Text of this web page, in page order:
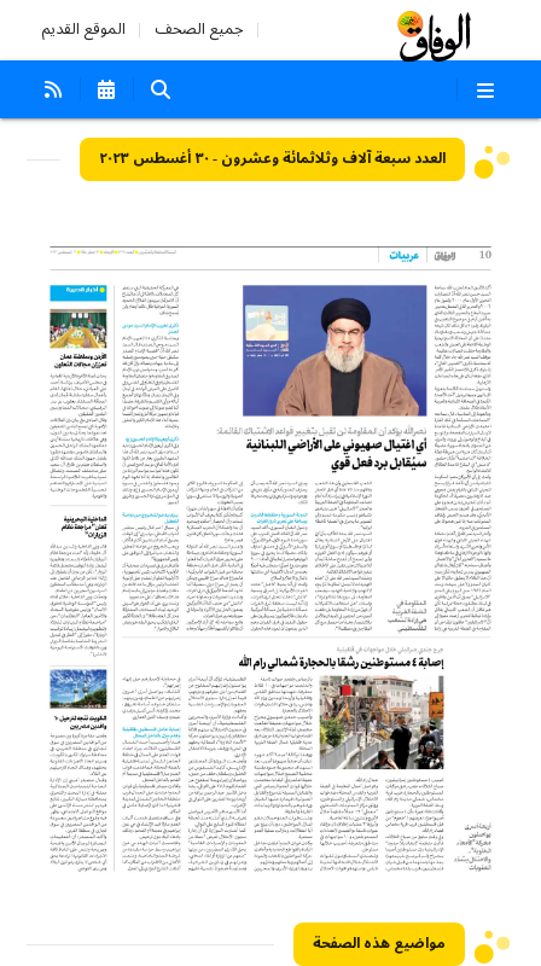
جميع الصحف الموقع القديم
العدد سبعة آلاف وثلاثمائة وعشرون - ٣٠ أغسطس ٢٠٢٣
مواضيع هذه الصفحة